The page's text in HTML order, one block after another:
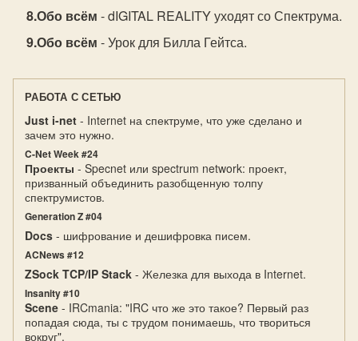
Обо всём - dIGITAL REALITY уходят со Спектрума.
Обо всём - Урок для Билла Гейтса.
РАБОТА С СЕТЬЮ
Just i-net - Internet на спектруме, что уже сделано и
зачем это нужно.
C-Net Week #24
Проекты - Specnet или spectrum network: проект,
призванный объединить разобщенную толпу
спектрумистов.
Generation Z #04
Docs - шифрование и дешифровка писем.
ACNews #12
ZSock TCP/IP Stack - Железка для выхода в Internet.
Insanity #10
Scene - IRCmania: "IRC что же это такое? Первый раз
попадая сюда, ты с трудом понимаешь, что твориться
вокруг".